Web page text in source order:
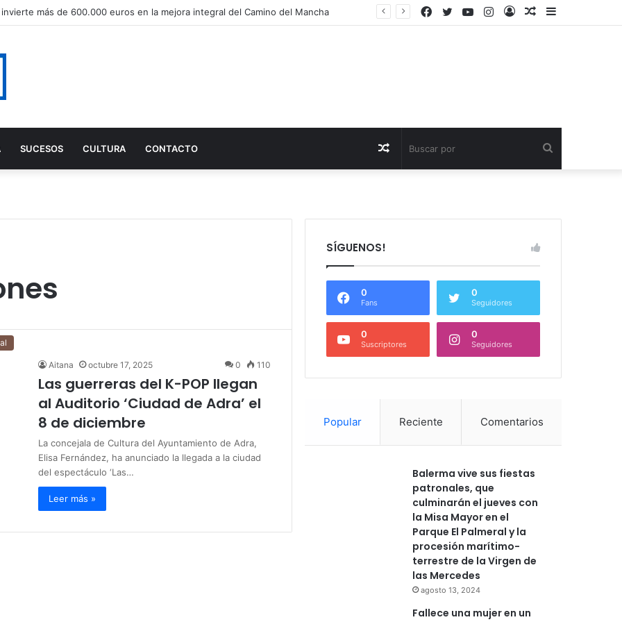
Publicación
Acceso
Instagram
YouTube
Twitter
Facebook
SUCESOS CULTURA CONTACTO Publicación
Aitana octubre 17, 2025 0 110
Las guerreras del K-POP llegan
al Auditorio ‘Ciudad de Adra’ el
8 de diciembre
La concejala de Cultura del Ayuntamiento de Adra,
Elisa Fernández, ha anunciado la llegada a la ciudad
del espectáculo ‘Las…
Leer más »
SÍGUENOS!
0
Fans
0
Seguidores
0
Suscriptores
0
Seguidores
Popular Reciente Comentarios
Balerma vive sus fiestas
patronales, que
culminarán el jueves con
la Misa Mayor en el
Parque El Palmeral y la
procesión marítimo-
terrestre de la Virgen de
las Mercedes
agosto 13, 2024
Fallece una mujer en un